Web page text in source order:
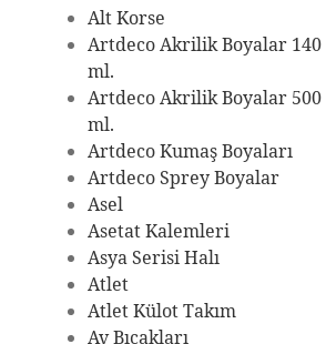
Alt Korse
Artdeco Akrilik Boyalar 140
ml.
Artdeco Akrilik Boyalar 500
ml.
Artdeco Kumaş Boyaları
Artdeco Sprey Boyalar
Asel
Asetat Kalemleri
Asya Serisi Halı
Atlet
Atlet Külot Takım
Av Bıçakları